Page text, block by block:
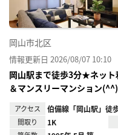
岡山市北区
情報更新日 2026/08/07 10:10
岡山駅まで徒歩3分★ネット
＆マンスリーマンション(^^)
アクセス 伯備線「岡山駅」徒
間取り 1K